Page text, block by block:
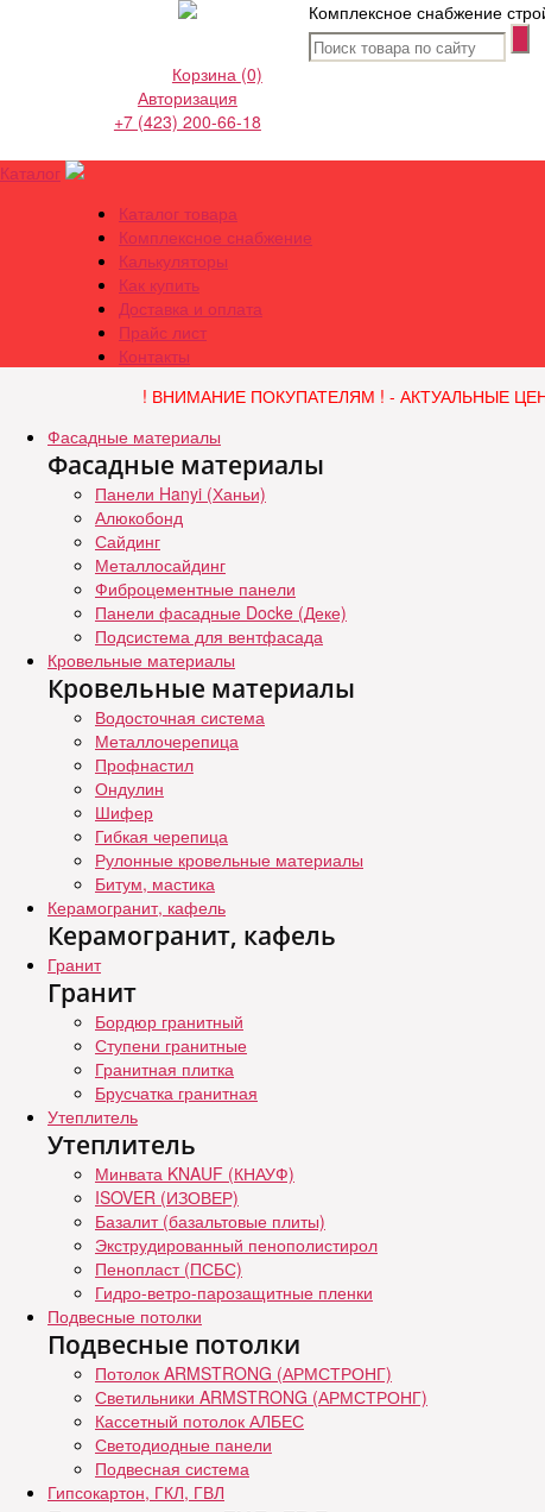
Комплексное снабжение
Корзина (0)
Авторизация
+7 (423) 200-66-18
Каталог
Каталог товара
Комплексное снабжение
Калькуляторы
Как купить
Доставка и оплата
Прайс лист
Контакты
! ВНИМАНИЕ ПОКУПАТЕЛЯМ ! - АКТУАЛЬНЫЕ
Фасадные материалы
Фасадные материалы
Панели Hanyi (Ханьи)
Алюкобонд
Сайдинг
Металлосайдинг
Фиброцементные панели
Панели фасадные Docke (Деке)
Подсистема для вентфасада
Кровельные материалы
Кровельные материалы
Водосточная система
Металлочерепица
Профнастил
Ондулин
Шифер
Гибкая черепица
Рулонные кровельные материалы
Битум, мастика
Керамогранит, кафель
Керамогранит, кафель
Гранит
Гранит
Бордюр гранитный
Ступени гранитные
Гранитная плитка
Брусчатка гранитная
Утеплитель
Утеплитель
Минвата KNAUF (КНАУФ)
ISOVER (ИЗОВЕР)
Базалит (базальтовые плиты)
Экструдированный пенополистирол
Пенопласт (ПСБС)
Гидро-ветро-парозащитные пленки
Подвесные потолки
Подвесные потолки
Потолок ARMSTRONG (АРМСТРОНГ)
Светильники ARMSTRONG (АРМСТРОНГ)
Кассетный потолок АЛБЕС
Светодиодные панели
Подвесная система
Гипсокартон, ГКЛ, ГВЛ